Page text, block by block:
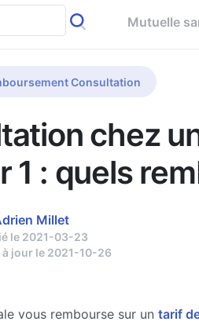
Mutuelle
Consultation
chez
1 : quels
Millet
le 2021-03-23
à jour le 2021-10-26
vous rembourse sur un tarif